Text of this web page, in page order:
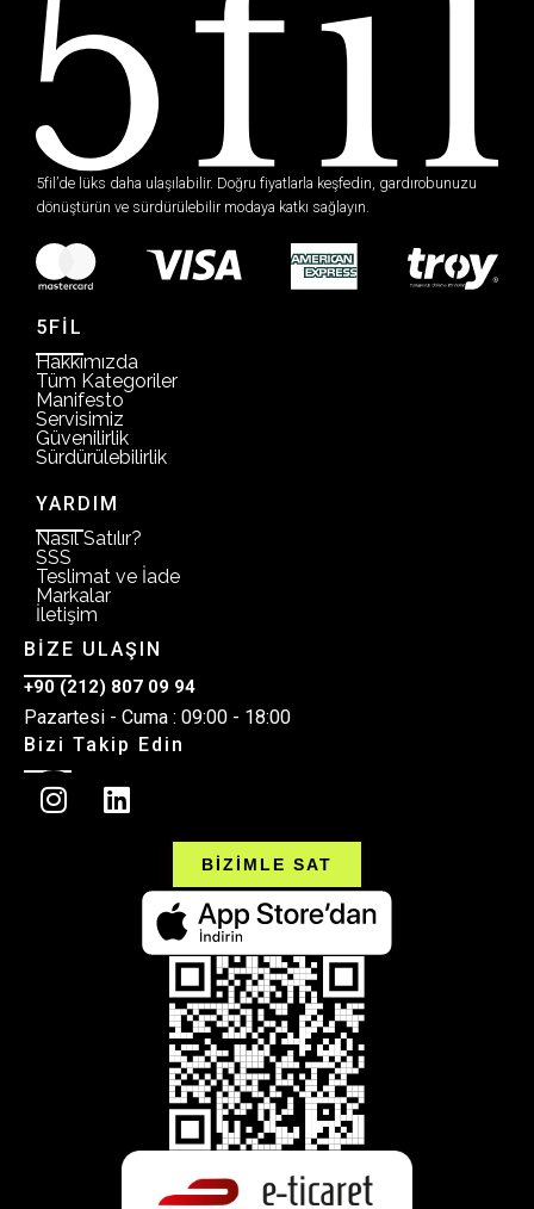
5fil’de lüks daha ulaşılabilir. Doğru fiyatlarla keşfedin, gardırobunuzu
dönüştürün ve sürdürülebilir modaya katkı sağlayın.
5FİL
Hakkımızda
Tüm Kategoriler
Manifesto
Servisimiz
Güvenilirlik
Sürdürülebilirlik
YARDIM
Nasıl Satılır?
SSS
Teslimat ve İade
Markalar
İletişim
BİZE ULAŞIN
+90 (212) 807 09 94
Pazartesi - Cuma : 09:00 - 18:00
Bizi Takip Edin
BİZİMLE SAT